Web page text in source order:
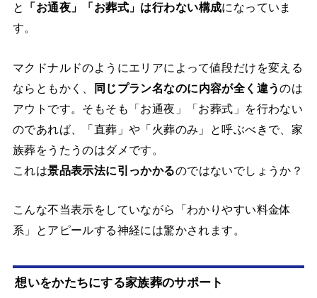
と
「お通夜」「お葬式」は行わない構成になっていま
す。
マクドナルドのようにエリアによって値段だけを変える
ならともかく、
同じプラン名なのに内容が全く違うのは
アウトです。そもそも「お通夜」「お葬式」を行わない
のであれば、「直葬」や「火葬のみ」と呼ぶべきで、家
族葬をうたうのはダメです。
これは景品表示法に引っかかるのではないでしょうか？
こんな不当表示をしていながら「わかりやすい料金体
系」とアピールする神経には驚かされます。
想いをかたちにする家族葬のサポート